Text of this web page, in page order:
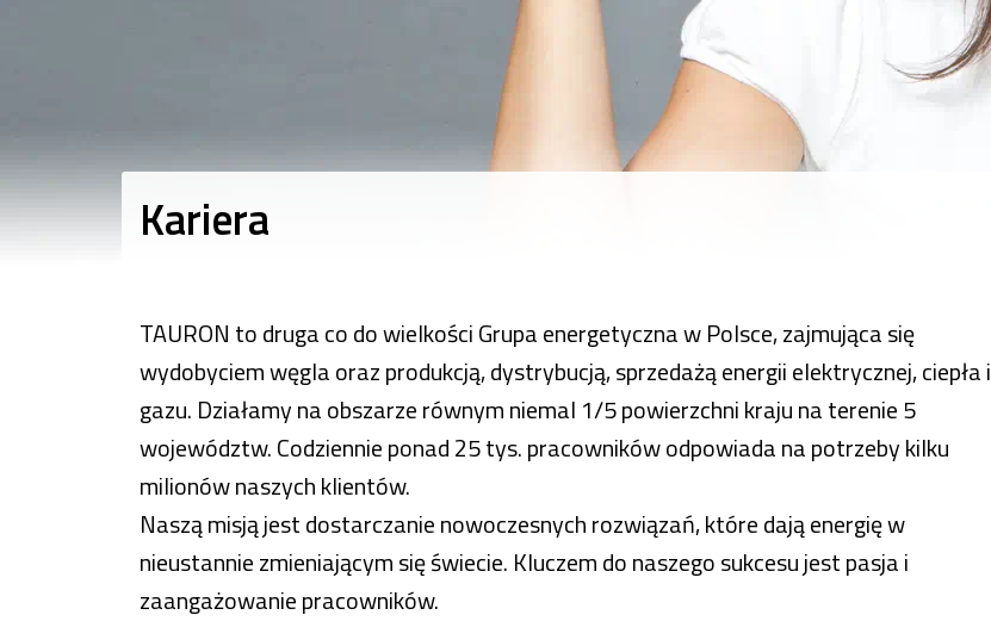
Kariera
TAURON to druga co do wielkości Grupa energetyczna w Polsce, zajmująca się
wydobyciem węgla oraz produkcją, dystrybucją, sprzedażą energii elektrycznej, ciepła i
gazu. Działamy na obszarze równym niemal 1/5 powierzchni kraju na terenie 5
województw. Codziennie ponad 25 tys. pracowników odpowiada na potrzeby kilku
milionów naszych klientów.
Naszą misją jest dostarczanie nowoczesnych rozwiązań, które dają energię w
nieustannie zmieniającym się świecie. Kluczem do naszego sukcesu jest pasja i
zaangażowanie pracowników.